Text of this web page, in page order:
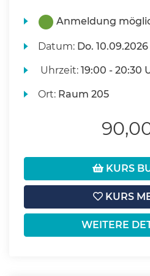
Anmeldung
Datum: Do. 10.09.2026
Uhrzeit:19:00 - 20:30
Ort: Raum 205
KURS
KURS
WEITERE